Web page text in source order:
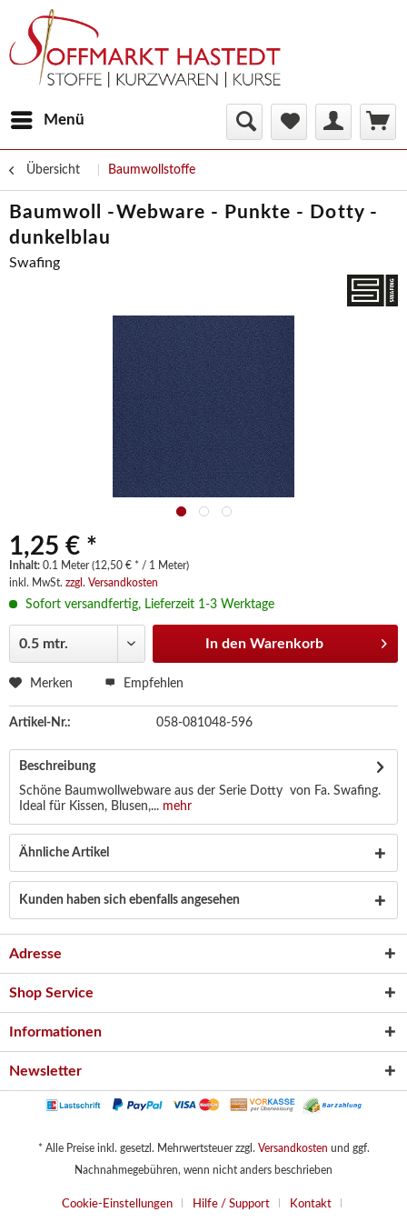
Menü
Übersicht Baumwollstoffe
Baumwoll -Webware - Punkte - Dotty -
dunkelblau
Swafing
1,25 € *
Inhalt: 0.1 Meter (12,50 € * / 1 Meter)
inkl. MwSt. zzgl. Versandkosten
Sofort versandfertig, Lieferzeit 1-3 Werktage
In den Warenkorb
Merken Empfehlen
Artikel-Nr.: 058-081048-596
Beschreibung
Schöne Baumwollwebware aus der Serie Dotty von Fa. Swafing.
Ideal für Kissen, Blusen,... mehr
Ähnliche Artikel
Kunden haben sich ebenfalls angesehen
Adresse
Shop Service
Informationen
Newsletter
* Alle Preise inkl. gesetzl. Mehrwertsteuer zzgl. Versandkosten und ggf.
Nachnahmegebühren, wenn nicht anders beschrieben
Cookie-Einstellungen Hilfe / Support Kontakt